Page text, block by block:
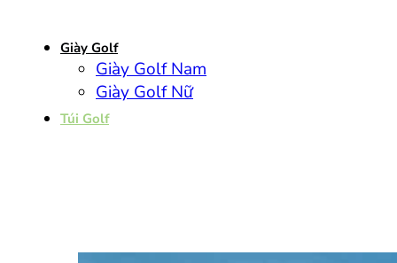
Giày Golf
Giày Golf Nam
Giày Golf Nữ
Túi Golf